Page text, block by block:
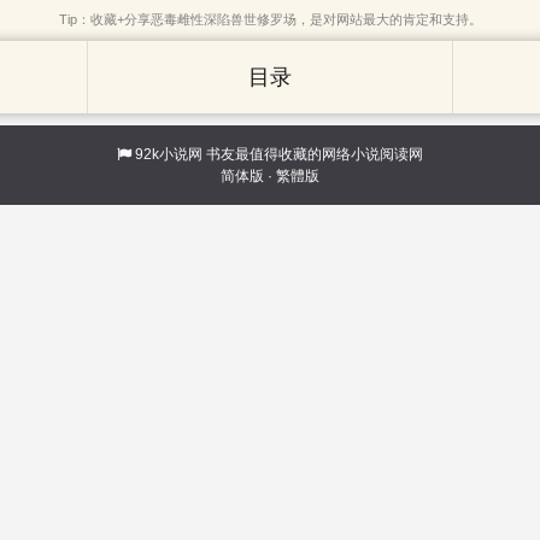
Tip：收藏+分享恶毒雌性深陷兽世修罗场，是对网站最大的肯定和支持。
目录
92k小说网 书友最值得收藏的网络小说阅读网
简体版 · 繁體版